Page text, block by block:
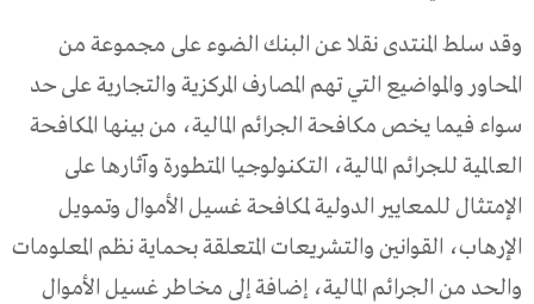
وقد سلط المنتدى نقلاعن البنك الضوءعلى مجموعة من
المحاور والمواضيع التي تهم المصارف المركزية والتجاريةعلىحد
سواء فيما يخص مكافحة الجرائم المالية، منبينها المكافحة
العالمية للجرائم المالية، التكنولوجيا المتطورة وآثارها على
الإمتثال للمعايير الدوليةلمكافحةغسيل الأموال وتمويل
الإرهاب، القوانين والتشريعات المتعلقةبحمايةنظم المعلومات
والحد من الجرائم المالية، إضافةإلى مخاطر غسيل الأموال